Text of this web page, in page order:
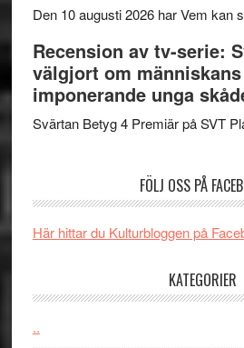
Den 10 augusti 2026 har Vem kan
Recension av tv-serie:
välgjort om
imponerande unga
Svärtan Betyg 4 Premiär på SVT
FÖLJ OSS PÅ
Här hittar du Kulturbloggen på
KATEGORIER
..